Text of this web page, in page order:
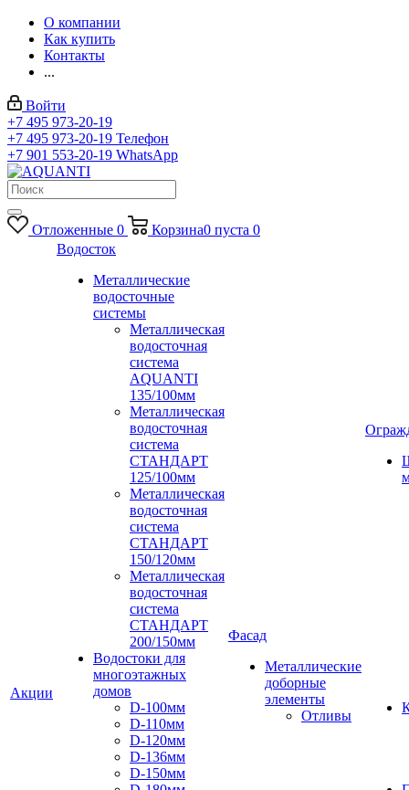
О компании
Как купить
Контакты
...
Войти
+7 495 973-20-19
+7 495 973-20-19 Телефон
+7 901 553-20-19 WhatsApp
Отложенные 0 Корзина0 пуста 0
Акции
Водосток
Металлические
водосточные
системы
Металлическая
водосточная
система
AQUANTI
135/100мм
Металлическая
водосточная
система
СТАНДАРТ
125/100мм
Металлическая
водосточная
система
СТАНДАРТ
150/120мм
Металлическая
водосточная
система
СТАНДАРТ
200/150мм
Водостоки для
многоэтажных
домов
D-100мм
D-110мм
D-120мм
D-136мм
D-150мм
Фасад
Металлические
доборные
элементы
Отливы